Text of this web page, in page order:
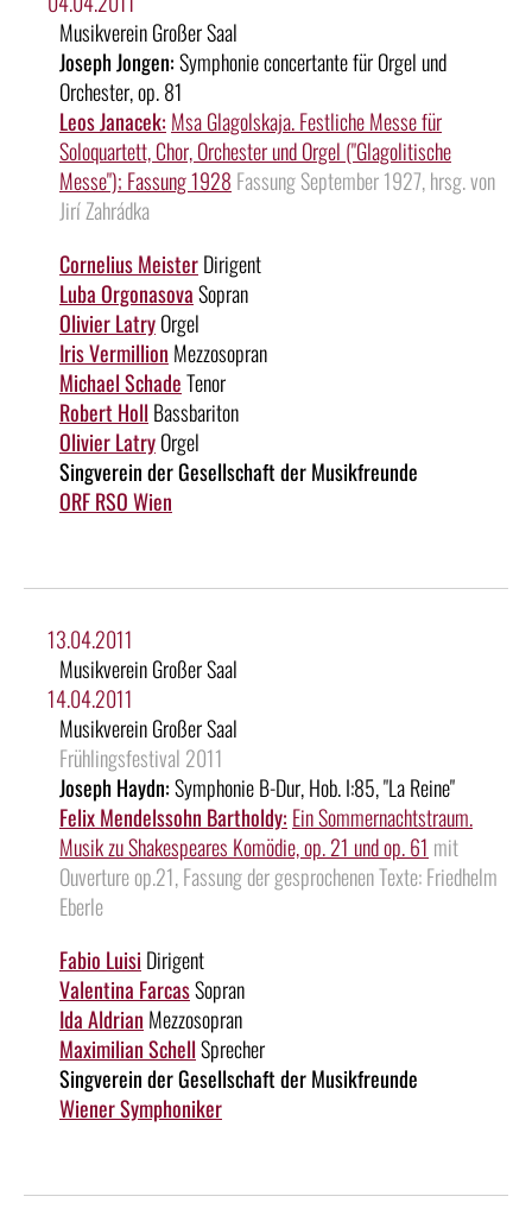
Musikverein Großer Saal
Joseph Jongen:Symphonie concertante für Orgel und
Orchester, op. 81
Leos Janacek: Msa Glagolskaja. Festliche Messe für
Soloquartett, Chor, Orchester und Orgel ("Glagolitische
Messe"); Fassung 1928 Fassung September 1927, hrsg. von
Jirí Zahrádka
Cornelius MeisterDirigent
Luba OrgonasovaSopran
Olivier LatryOrgel
Iris Vermillion Mezzosopran
Michael SchadeTenor
Robert Holl Bassbariton
Olivier LatryOrgel
Singverein der Gesellschaft der Musikfreunde
ORF RSO Wien
13.04.2011
Musikverein Großer Saal
14.04.2011
Musikverein Großer Saal
Frühlingsfestival 2011
Joseph Haydn:Symphonie B-Dur, Hob. I:85, "La Reine"
Felix Mendelssohn Bartholdy: Ein Sommernachtstraum.
Musik zu Shakespeares Komödie, op. 21 und op. 61 mit
Ouverture op.21, Fassung der gesprochenen Texte: Friedhelm
Eberle
Fabio Luisi Dirigent
Valentina FarcasSopran
Ida Aldrian Mezzosopran
Maximilian SchellSprecher
Singverein der Gesellschaft der Musikfreunde
Wiener Symphoniker